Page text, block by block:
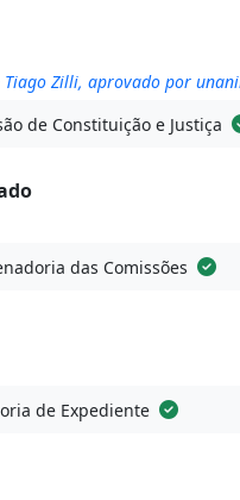
Zilli, aprovado por
de Constituição e Justiça
das Comissões
de Expediente